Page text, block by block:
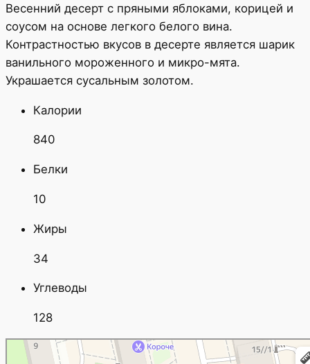
Весенний десерт с пряными яблоками, корицей и
соусом на основе легкого белого вина.
Контрастностью вкусов в десерте является шарик
ванильного мороженного и микро-мята.
Украшается сусальным золотом.
Калории
840
Белки
10
Жиры
34
Углеводы
128